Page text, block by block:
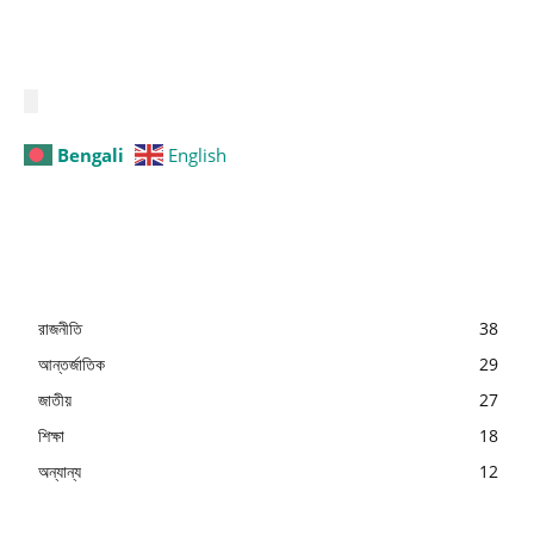
Bengali English
রাজনীতি
38
আন্তর্জাতিক
29
জাতীয়
27
শিক্ষা
18
অন্যান্য
12